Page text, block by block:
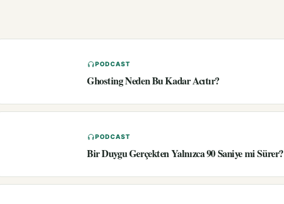
PODCAST
Ghosting Neden Bu Kadar Acıtır?
PODCAST
Bir Duygu Gerçekten Yalnızca 90 Saniye mi Sürer?